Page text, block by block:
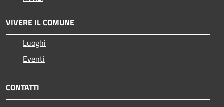
VIVERE IL COMUNE
Luoghi
Eventi
CONTATTI